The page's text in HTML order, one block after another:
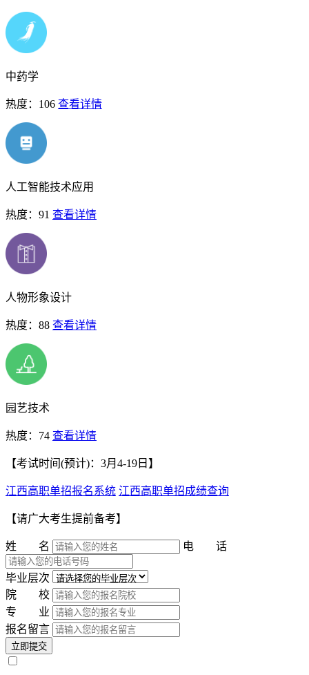
中药学
热度：106 查看详情
人工智能技术应用
热度：91 查看详情
人物形象设计
热度：88 查看详情
园艺技术
热度：74 查看详情
【考试时间(预计)：3月4-19日】
江西高职单招报名系统 江西高职单招成绩查询
【请广大考生提前备考】
姓 名 电 话
毕业层次
院 校
专 业
报名留言
立即提交